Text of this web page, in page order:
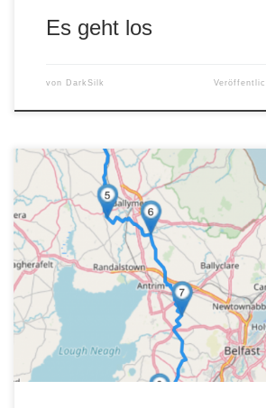
Es geht los
von DarkSilk
wurde ja zu großen Teilen in Irland
Eindruck zu bekommen, haben wir eine
wichtigsten Drehorten geplant. Ich bin
BlackMamba, der Aviator und DarkSilk
Burgfräuleins ankommen. 😉 GoT